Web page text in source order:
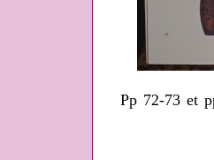
Pp 72-73 et